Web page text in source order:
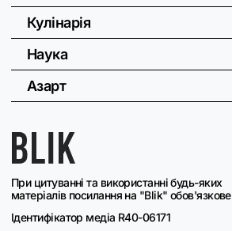
При цитуванні та використанні будь-яких
матеріалів посилання на "Blik" обов'язкове
Ідентифікатор медіа R40-06171
Кулінарія
Наука
Азарт